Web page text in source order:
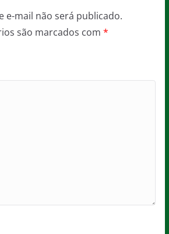
e-mail não será publicado.
são marcados com *